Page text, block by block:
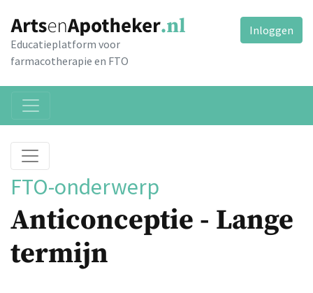
Educatieplatform voor
farmacotherapie en FTO
Inloggen
FTO-onderwerp
Anticonceptie - Lange
termijn